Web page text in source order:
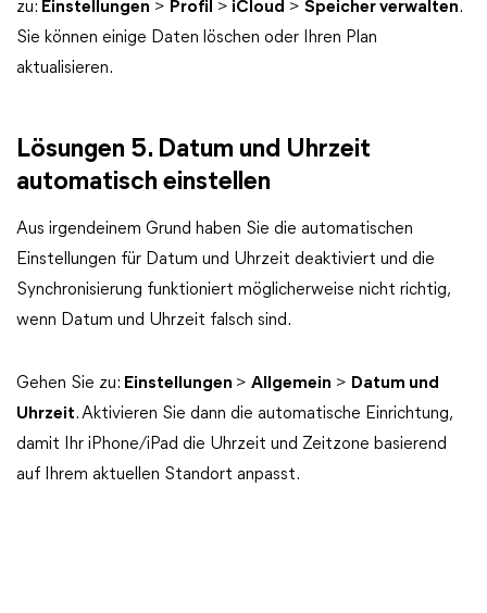
zu: Einstellungen > Profil > iCloud > Speicher verwalten.
Sie können einige Daten löschen oder Ihren Plan
aktualisieren.
Lösungen 5. Datum und Uhrzeit
automatisch einstellen
Aus irgendeinem Grund haben Sie die automatischen
Einstellungen für Datum und Uhrzeit deaktiviert und die
Synchronisierung funktioniert möglicherweise nicht richtig,
wenn Datum und Uhrzeit falsch sind.
Gehen Sie zu: Einstellungen > Allgemein > Datum und
Uhrzeit. Aktivieren Sie dann die automatische Einrichtung,
damit Ihr iPhone/iPad die Uhrzeit und Zeitzone basierend
auf Ihrem aktuellen Standort anpasst.